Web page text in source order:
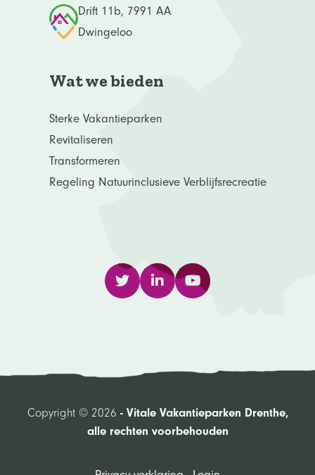
Drift 11b, 7991 AA
Dwingeloo
Wat we bieden
Sterke Vakantieparken
Revitaliseren
Transformeren
Regeling Natuurinclusieve Verblijfsrecreatie
Copyright © 2026 - Vitale Vakantieparken Drenthe,
alle rechten voorbehouden